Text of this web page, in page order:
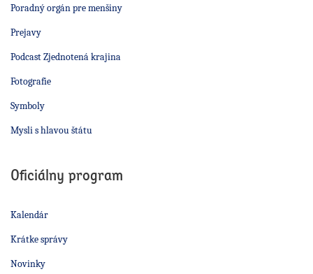
Poradný orgán pre menšiny
Prejavy
Podcast Zjednotená krajina
Fotografie
Symboly
Mysli s hlavou štátu
Oficiálny program
Kalendár
Krátke správy
Novinky